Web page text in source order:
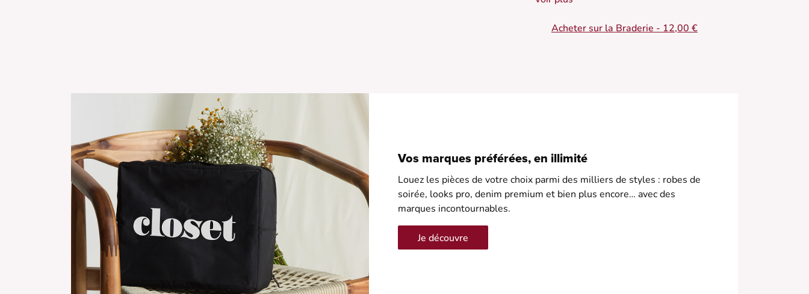
sandales dorées pour un look estival complet.
Acheter sur la Braderie - 12,00 €
Vos marques préférées, en illimité
Louez les pièces de votre choix parmi des milliers de styles : robes de
soirée, looks pro, denim premium et bien plus encore… avec des
marques incontournables.
Je découvre